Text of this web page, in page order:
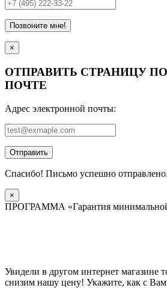
Позвоните мне!
×
ОТПРАВИТЬ СТРАНИЦУ
ПОЧТЕ
Адрес электронной почты:
Отправить
Спасибо! Письмо успешно отправлено.
×
ПРОГРАММА «Гарантия
Увидели в другом интернет магазине
снизим нашу цену! Укажите, как с